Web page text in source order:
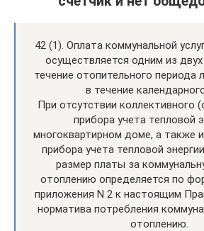
42 (1). Оплата коммунальной
осуществляется одним из
течение отопительного периода
в течение
При отсутствии коллективного
прибора учета тепловой
многоквартирном доме, а также
прибора учета тепловой
размер платы за
отоплению определяется по
приложения N 2 к настоящим
норматива потребления
отоплению.